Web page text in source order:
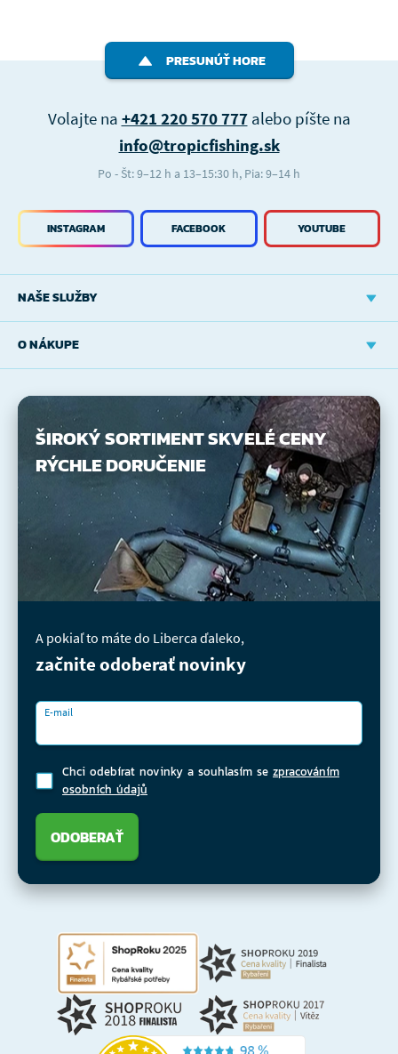
PRESUNÚŤ HORE
NAŠE SLUŽBY
O NÁKUPE
INSTAGRAM FACEBOOK YOUTUBE
Volajte na +421 220 570 777alebo píšte na
info@tropicfishing.sk
Po - Št: 9–12 h a 13–15:30 h, Pia: 9–14 h
ŠIROKÝ SORTIMENTSKVELÉ CENY
RÝCHLE DORUČENIE
A pokiaľ to máte do Liberca ďaleko,
začnite odoberať novinky
E-mail
Chci odebírat novinky a souhlasím se zpracováním
osobních údajů
ODOBERAŤ